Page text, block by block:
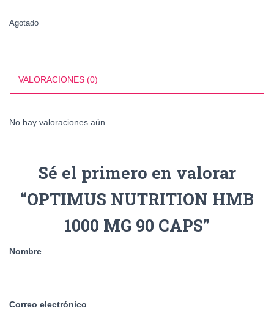
Agotado
VALORACIONES (0)
No hay valoraciones aún.
Sé el primero en valorar
“OPTIMUS NUTRITION HMB
1000 MG 90 CAPS”
Nombre
Correo electrónico